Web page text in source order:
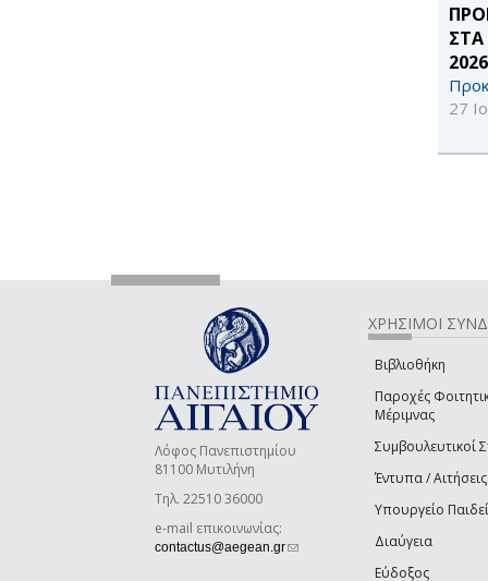
ΣΤΑ
27
Λόφος Πανεπιστημίου
81100 Μυτιλήνη
Τηλ. 22510 36000
e-mail επικοινωνίας:
contactus@aegean.gr(link sends e-mail)
ΧΡΗΣΙΜΟΙ
Βιβλιοθήκη
Παροχές
Μέριμνας
Συμβουλευτικοί
Έντυπα / Αιτήσεις
Υπουργείο
Διαύγεια
Εύδοξος